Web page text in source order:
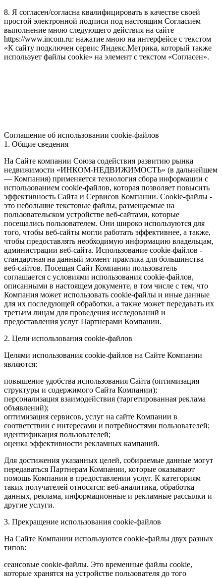
8. Я согласен/согласна квалифицировать в качестве своей
простой электронной подписи под настоящим Согласием
выполнение мною следующего действия на сайте
https://www.incom.ru: нажатие мною на интерфейсе с текстом
«К сайту подключен сервис Яндекс.Метрика, который также
использует файлы cookie» на элемент с текстом «Согласен».
Соглашение об использовании cookie-файлов
1. Общие сведения
На Сайте компании Союза содействия развитию рынка
недвижимости «ИНКОМ-НЕДВИЖИМОСТЬ» (в дальнейшем
— Компания) применяется технология сбора информации с
использованием cookie-файлов, которая позволяет повысить
эффективность Сайта и Сервисов Компании. Сookie-файлы -
это небольшие текстовые файлы, размещаемые на
пользовательском устройстве веб-сайтами, которые
посещались пользователем. Они широко используются для
того, чтобы веб-сайты могли работать эффективнее, а также,
чтобы предоставлять необходимую информацию владельцам,
администрации веб-сайта. Использование cookie-файлов -
стандартная на данный момент практика для большинства
веб-сайтов. Посещая Сайт Компании пользователь
соглашается с условиями использования cookie-файлов,
описанными в настоящем документе, в том числе с тем, что
Компания может использовать cookie-файлы и иные данные
для их последующей обработки, а также может передавать их
третьим лицам для проведения исследований и
предоставления услуг Партнерами Компании.
2. Цели использования cookie-файлов
Целями использования cookie-файлов на Сайте Компании
являются:
повышение удобства использования Сайта (оптимизация
структуры и содержимого Сайта Компании);
персонализация взаимодействия (таргетированная реклама
объявлений);
оптимизация сервисов, услуг на сайте Компании в
соответствии с интересами и потребностями пользователей;
идентификация пользователей;
оценка эффективности рекламных кампаний.
Для достижения указанных целей, собираемые данные могут
передаваться Партнерам Компании, которые оказывают
помощь Компании в предоставлении услуг. К категориям
таких получателей относятся: веб-аналитика, обработка
данных, реклама, информационные и рекламные рассылки и
другие услуги.
3. Прекращение использования cookie-файлов
На Сайте Компании используются cookie-файлы двух разных
типов:
сеансовые cookie-файлы. Это временные файлы cookie,
которые хранятся на устройстве пользователя до того